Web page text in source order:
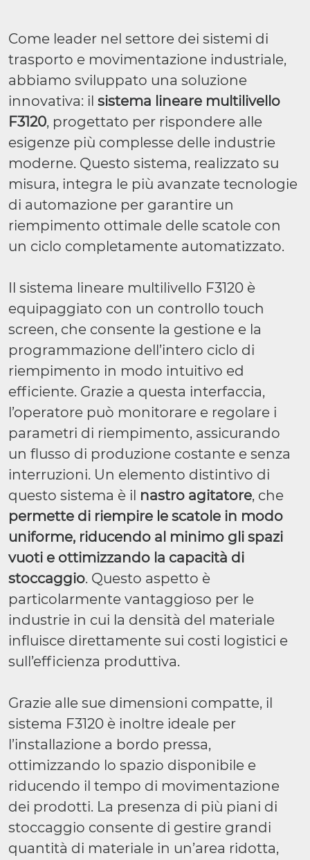
Come leader nel settore dei sistemi di
trasporto e movimentazione industriale,
abbiamo sviluppato una soluzione
innovativa: il sistema lineare multilivello
F3120, progettato per rispondere alle
esigenze più complesse delle industrie
moderne. Questo sistema, realizzato su
misura, integra le più avanzate tecnologie
di automazione per garantire un
riempimento ottimale delle scatole con
un ciclo completamente automatizzato.
Il sistema lineare multilivello F3120 è
equipaggiato con un controllo touch
screen, che consente la gestione e la
programmazione dell’intero ciclo di
riempimento in modo intuitivo ed
efficiente. Grazie a questa interfaccia,
l’operatore può monitorare e regolare i
parametri di riempimento, assicurando
un flusso di produzione costante e senza
interruzioni. Un elemento distintivo di
questo sistema è il nastro agitatore, che
permette di riempire le scatole in modo
uniforme, riducendo al minimo gli spazi
vuoti e ottimizzando la capacità di
stoccaggio. Questo aspetto è
particolarmente vantaggioso per le
industrie in cui la densità del materiale
influisce direttamente sui costi logistici e
sull’efficienza produttiva.
Grazie alle sue dimensioni compatte, il
sistema F3120 è inoltre ideale per
l’installazione a bordo pressa,
ottimizzando lo spazio disponibile e
riducendo il tempo di movimentazione
dei prodotti. La presenza di più piani di
stoccaggio consente di gestire grandi
quantità di materiale in un’area ridotta,